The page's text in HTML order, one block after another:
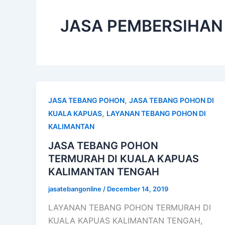
JASA
JASA TEBANG POHON, JASA TEBANG POHON DI
KUALA KAPUAS, LAYANAN TEBANG POHON DI
KALIMANTAN
JASA TEBANG POHON
TERMURAH DI KUALA KAPUAS
KALIMANTAN TENGAH
jasatebangonline / December 14, 2019
LAYANAN TEBANG POHON TERMURAH DI
KUALA KAPUAS KALIMANTAN TENGAH,